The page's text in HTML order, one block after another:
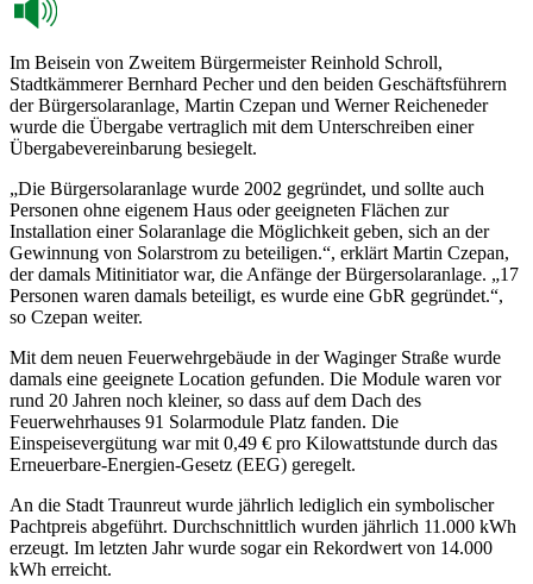
Im Beisein von Zweitem Bürgermeister Reinhold Schroll,
Stadtkämmerer Bernhard Pecher und den beiden Geschäftsführern
der Bürgersolaranlage, Martin Czepan und Werner Reicheneder
wurde die Übergabe vertraglich mit dem Unterschreiben einer
Übergabevereinbarung besiegelt.
„Die Bürgersolaranlage wurde 2002 gegründet, und sollte auch
Personen ohne eigenem Haus oder geeigneten Flächen zur
Installation einer Solaranlage die Möglichkeit geben, sich an der
Gewinnung von Solarstrom zu beteiligen.“, erklärt Martin Czepan,
der damals Mitinitiator war, die Anfänge der Bürgersolaranlage. „17
Personen waren damals beteiligt, es wurde eine GbR gegründet.“,
so Czepan weiter.
Mit dem neuen Feuerwehrgebäude in der Waginger Straße wurde
damals eine geeignete Location gefunden. Die Module waren vor
rund 20 Jahren noch kleiner, so dass auf dem Dach des
Feuerwehrhauses 91 Solarmodule Platz fanden. Die
Einspeisevergütung war mit 0,49 € pro Kilowattstunde durch das
Erneuerbare-Energien-Gesetz (EEG) geregelt.
An die Stadt Traunreut wurde jährlich lediglich ein symbolischer
Pachtpreis abgeführt. Durchschnittlich wurden jährlich 11.000 kWh
erzeugt. Im letzten Jahr wurde sogar ein Rekordwert von 14.000
kWh erreicht.